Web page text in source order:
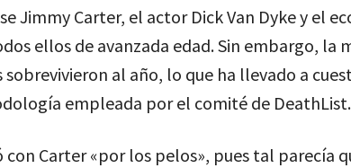
Jimmy Carter, el actor Dick Van Dyke y el
ellos de avanzada edad. Sin embargo, la
sobrevivieron al año, lo que ha llevado a
empleada por el comité de DeathList.
con Carter «por los pelos», pues tal parecía